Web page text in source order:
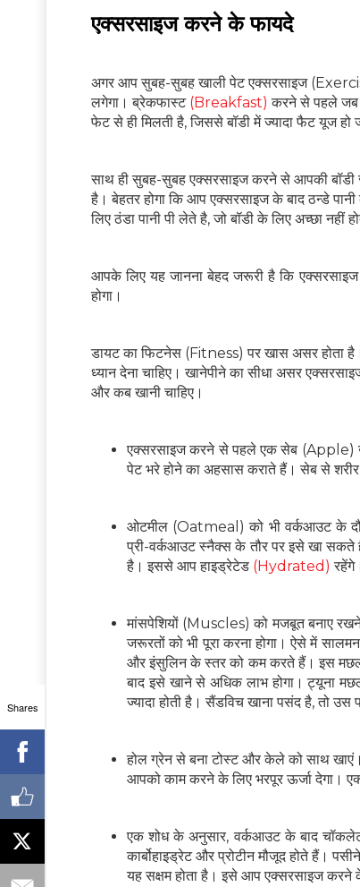
एक्सरसाइज करने के फायदे
अगर आप सुबह-सुबह खाली पेट एक्सरसाइज
लगेगा। ब्रेकफास्ट (Breakfast) करने से पहले जब
फेट से ही मिलती है, जिससे बॉडी में ज्यादा फैट यूज हो
साथ ही सुबह-सुबह एक्सरसाइज करने से आपकी बॉडी
है। बेहतर होगा कि आप एक्सरसाइज के बाद ठन्डे
लिए ठंडा पानी पी लेते है, जो बॉडी के लिए अच्छा नहीं
आपके लिए यह जानना बेहद जरूरी है कि
होगा।
डायट का फिटनेस (Fitness) पर खास असर होता
ध्यान देना चाहिए। खानेपीने का सीधा असर
और कब खानी चाहिए।
एक्सरसाइज करने से पहले एक सेब (Apple)
पेट भरे होने का अहसास कराते हैं। सेब से शरीर
ओटमील (Oatmeal) को भी वर्कआउट के
प्री-वर्कआउट स्नैक्स के तौर पर इसे खा सकते
है। इससे आप हाइड्रेटेड (Hydrated)
मांसपेशियों (Muscles) को मजबूत बनाए
जरूरतों को भी पूरा करना होगा। ऐसे में
और इंसुलिन के स्तर को कम करते हैं। इस
बाद इसे खाने से अधिक लाभ होगा। ट्यूना
ज्यादा होती है। सैंडविच खाना पसंद है, तो
होल ग्रेन से बना टोस्ट और केले को साथ खाएं।
आपको काम करने के लिए भरपूर ऊर्जा
एक शोध के अनुसार, वर्कआउट के बाद
कार्बोहाइड्रेट और प्रोटीन मौजूद होते हैं।
यह सक्षम होता है। इसे आप एक्सरसाइज
Shares